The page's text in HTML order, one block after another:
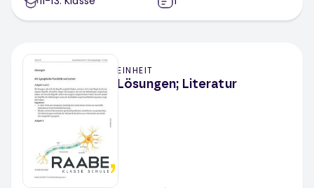
EINHEIT
Lösungen; Literatur